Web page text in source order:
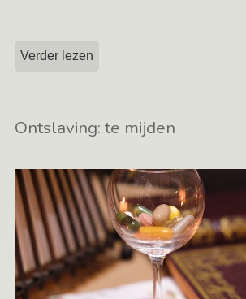
Verder lezen
Ontslaving: te mijden